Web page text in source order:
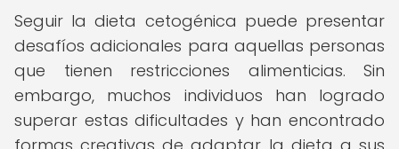
Seguir la dieta cetogénica puede presentar
desafíos adicionales para aquellas personas
que tienen restricciones alimenticias. Sin
embargo, muchos individuos han logrado
superar estas dificultades y han encontrado